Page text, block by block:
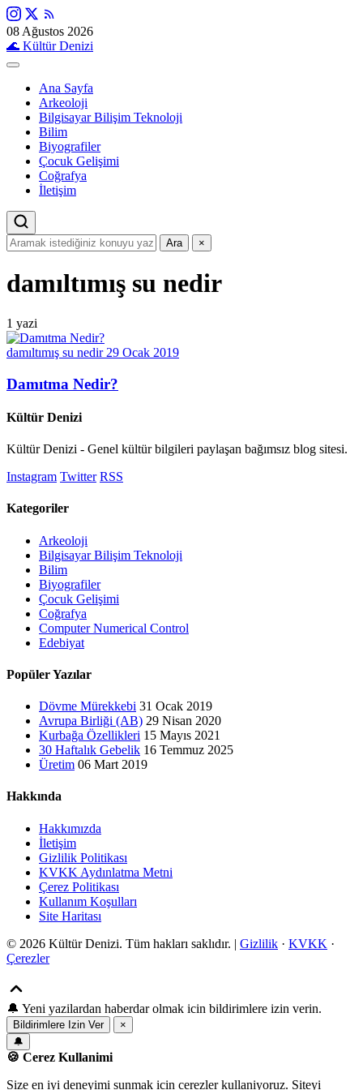
08 Ağustos 2026
🌊 Kültür Denizi
Ana Sayfa
Arkeoloji
Bilgisayar Bilişim Teknoloji
Bilim
Biyografiler
Çocuk Gelişimi
Coğrafya
İletişim
Ara ×
damıltımış su nedir
1 yazi
damıltımış su nedir 29 Ocak 2019
Damıtma Nedir?
Kültür Denizi
Kültür Denizi - Genel kültür bilgileri paylaşan bağımsız blog sitesi.
Instagram Twitter RSS
Kategoriler
Arkeoloji
Bilgisayar Bilişim Teknoloji
Bilim
Biyografiler
Çocuk Gelişimi
Coğrafya
Computer Numerical Control
Edebiyat
Popüler Yazılar
Dövme Mürekkebi 31 Ocak 2019
Avrupa Birliği (AB) 29 Nisan 2020
Kurbağa Özellikleri 15 Mayıs 2021
30 Haftalık Gebelik 16 Temmuz 2025
Üretim 06 Mart 2019
Hakkında
Hakkımızda
İletişim
Gizlilik Politikası
KVKK Aydınlatma Metni
Çerez Politikası
Kullanım Koşulları
Site Haritası
© 2026 Kültür Denizi. Tüm hakları saklıdır. | Gizlilik · KVKK ·
Çerezler
🔔 Yeni yazilardan haberdar olmak icin bildirimlere izin verin.
Bildirimlere Izin Ver
×
🔔
🍪 Cerez Kullanimi
Size en iyi deneyimi sunmak icin cerezler kullaniyoruz. Siteyi